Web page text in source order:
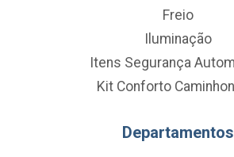
Freio
Iluminação
Itens Segurança
Kit Conforto
Departamentos